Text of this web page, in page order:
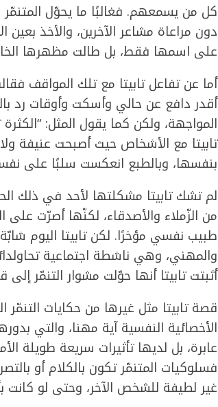
كل من يسمعهم. فغالبًا ما يحوّل المتنمّر
دون مراعاة مشاعر الآخرين، والأخذ بعين
على اسمها فقط، بل طالت مظهرها
أما عن تفاعل تابيتا مع تلك المواقف
أقدر دافع عن حالي وأسكت وأوقات رد
المواجهة، ولكن كما يقول المثل:
تابيتا مع الأشخاص حيث أصبحت عنيفة
بنفسها، وبالطبع انعكست سلبًا على
لم تشك تابيتا مشكلتها لأحد في ذلك
من الزّملاء والأصدقاء، لكنّها أصرّت على
طبيب نفسي مؤخرًا. لكن تابيتا اليوم
والمهني، وهي ناشطة اجتماعية
أثبتت تابيتا أنها حوّلت مشوار التنمّر
قصة تابيتا مثل غيرها من حكايات
الأخصائية النفسية آية مهنا، والتي
عابرة، بل لديها تأثيرات سريعة طويلة
فسلوكيات المتنمّر تكون بالكلام أو
غير لطيفة للشخص الآخر، وحتى لو